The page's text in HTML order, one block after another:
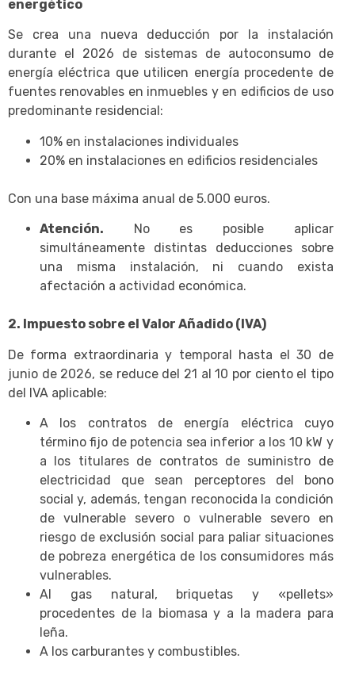
energético
Se crea una nueva deducción por la instalación
durante el 2026 de sistemas de autoconsumo de
energía eléctrica que utilicen energía procedente de
fuentes renovables en inmuebles y en edificios de uso
predominante residencial:
10% en instalaciones individuales
20% en instalaciones en edificios residenciales
Con una base máxima anual de 5.000 euros.
Atención. No es posible aplicar
simultáneamente distintas deducciones sobre
una misma instalación, ni cuando exista
afectación a actividad económica.
2. Impuesto sobre el Valor Añadido (IVA)
De forma extraordinaria y temporal hasta el 30 de
junio de 2026, se reduce del 21 al 10 por ciento el tipo
del IVA aplicable:
A los contratos de energía eléctrica cuyo
término fijo de potencia sea inferior a los 10 kW y
a los titulares de contratos de suministro de
electricidad que sean perceptores del bono
social y, además, tengan reconocida la condición
de vulnerable severo o vulnerable severo en
riesgo de exclusión social para paliar situaciones
de pobreza energética de los consumidores más
vulnerables.
Al gas natural, briquetas y «pellets»
procedentes de la biomasa y a la madera para
leña.
A los carburantes y combustibles.